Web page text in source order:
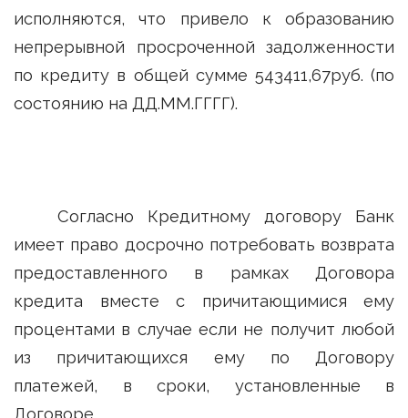
исполняются, что привело к образованию
непрерывной просроченной задолженности
по кредиту в общей сумме 543411,67руб. (по
состоянию на ДД.ММ.ГГГГ).
Согласно Кредитному договору Банк
имеет право досрочно потребовать возврата
предоставленного в рамках Договора
кредита вместе с причитающимися ему
процентами в случае если не получит любой
из причитающихся ему по Договору
платежей, в сроки, установленные в
Договоре.